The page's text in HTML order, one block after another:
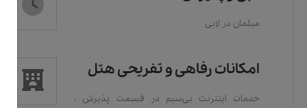
مبلمان در لابی
امکانات رفاهی و تفریحی هتل
خدمات اينترنت بی‌سیم در قسمت پذیرش ،